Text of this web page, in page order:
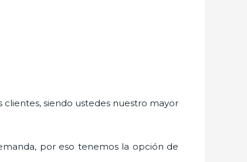
siendo ustedes nuestro mayor
por eso tenemos la opción de